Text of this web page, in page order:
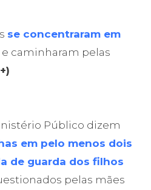
se concentraram em
e caminharam pelas
Público dizem
em pelo menos dois
de guarda dos filhos
pelas mães